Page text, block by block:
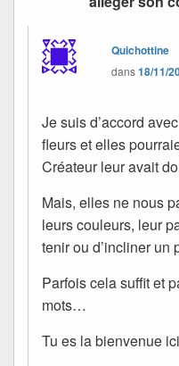
Quichottine
dans18/11/
Je suis d’accord
fleurs et elles
Créateur leur avait
Mais, elles ne nous
leurs couleurs, leur
tenir ou d’incliner
Parfois cela suffit et
mots…
Tu es la bienvenue